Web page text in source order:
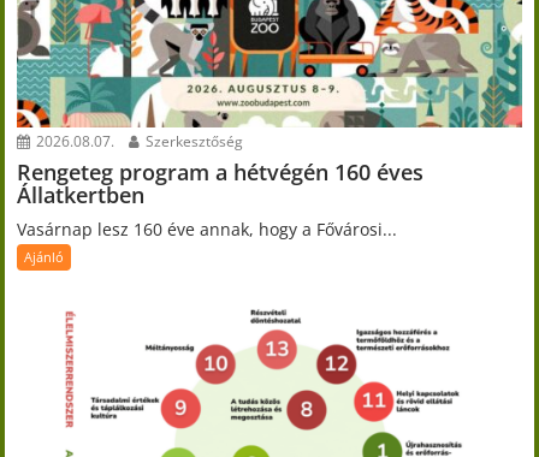
2026.08.07. Szerkesztőség
Rengeteg program a hétvégén 160 éves
Állatkertben
Vasárnap lesz 160 éve annak, hogy a Fővárosi...
Ajánló